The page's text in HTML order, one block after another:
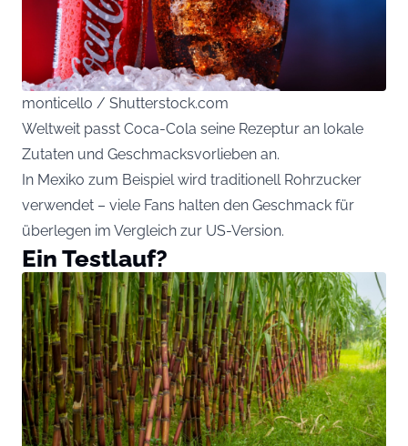
monticello / Shutterstock.com
Weltweit passt Coca-Cola seine Rezeptur an lokale
Zutaten und Geschmacksvorlieben an.
In Mexiko zum Beispiel wird traditionell Rohrzucker
verwendet – viele Fans halten den Geschmack für
überlegen im Vergleich zur US-Version.
Ein Testlauf?